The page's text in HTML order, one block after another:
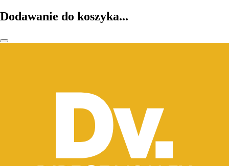
Dodawanie do koszyka...